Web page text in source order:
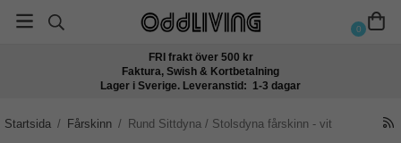
0
FRI frakt över 500 kr
Faktura, Swish & Kortbetalning
Lager i Sverige. Leveranstid: 1-3 dagar
Startsida / Fårskinn / Rund Sittdyna / Stolsdyna fårskinn - vit